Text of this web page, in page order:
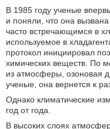
В 1985 году ученые
и поняли, что она
часто встречающимся в
используемое в
протокол инициировал
химических веществ. По
из атмосферы, озоновая
ученые, она вернется к
Однако климатические
год от года.
В высоких слоях